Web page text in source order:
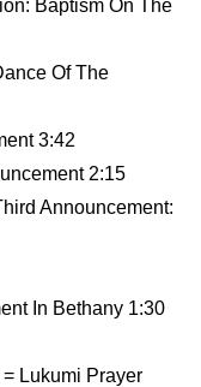
Baptism On The
Of The
3:42
2:15
Announcement:
In Bethany 1:30
Lukumi Prayer